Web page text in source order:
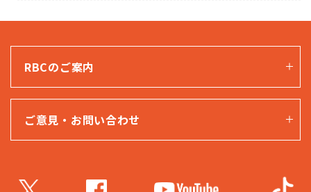
RBCのご案内
ご意見・お問い合わせ